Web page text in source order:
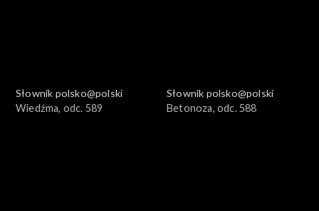
Słownik polsko@polski
Wiedźma, odc. 589
Słownik polsko@polski
Betonoza, odc. 588